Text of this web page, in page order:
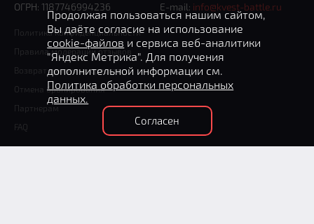
ОГРН: 1187746994236
E-mail: info@kvest-battle.ru
Политика конфиденциальности
Правила модерации отзывов
Возврат денежных средств
Отмена бронирования
Партнерам
FAQ
Продолжая пользоваться нашим сайтом,
Вы даёте согласие на использование
cookie-файлов и сервиса веб-аналитики
"Яндекс Метрика". Для получения
дополнительной информации см.
Политика обработки персональных
данных.
Согласен